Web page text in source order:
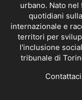
urbano. Nato
quotidiani
internazionale e
territori per
l'inclusione
tribunale di